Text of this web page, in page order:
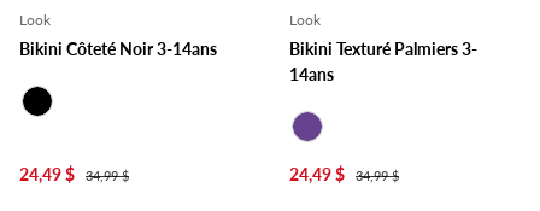
Look
Bikini Côteté Noir 3-14ans
24,49 $ 34,99 $
Look
Bikini Texturé Palmiers 3-
14ans
24,49 $
34,99 $